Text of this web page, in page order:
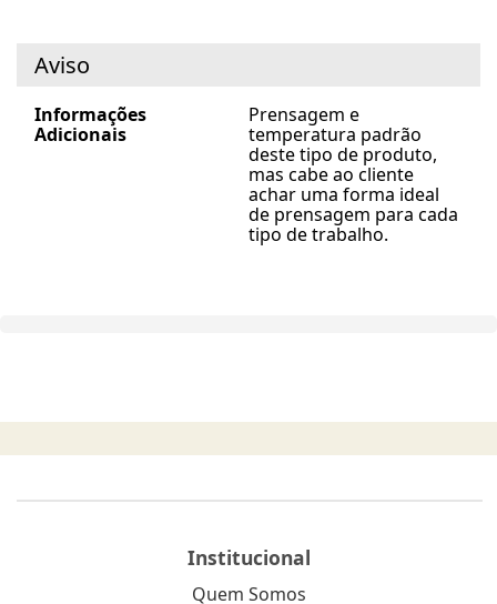
Aviso
Informações
Adicionais
Prensagem e
temperatura padrão
deste tipo de produto,
mas cabe ao cliente
achar uma forma ideal
de prensagem para cada
tipo de trabalho.
Institucional
Quem Somos